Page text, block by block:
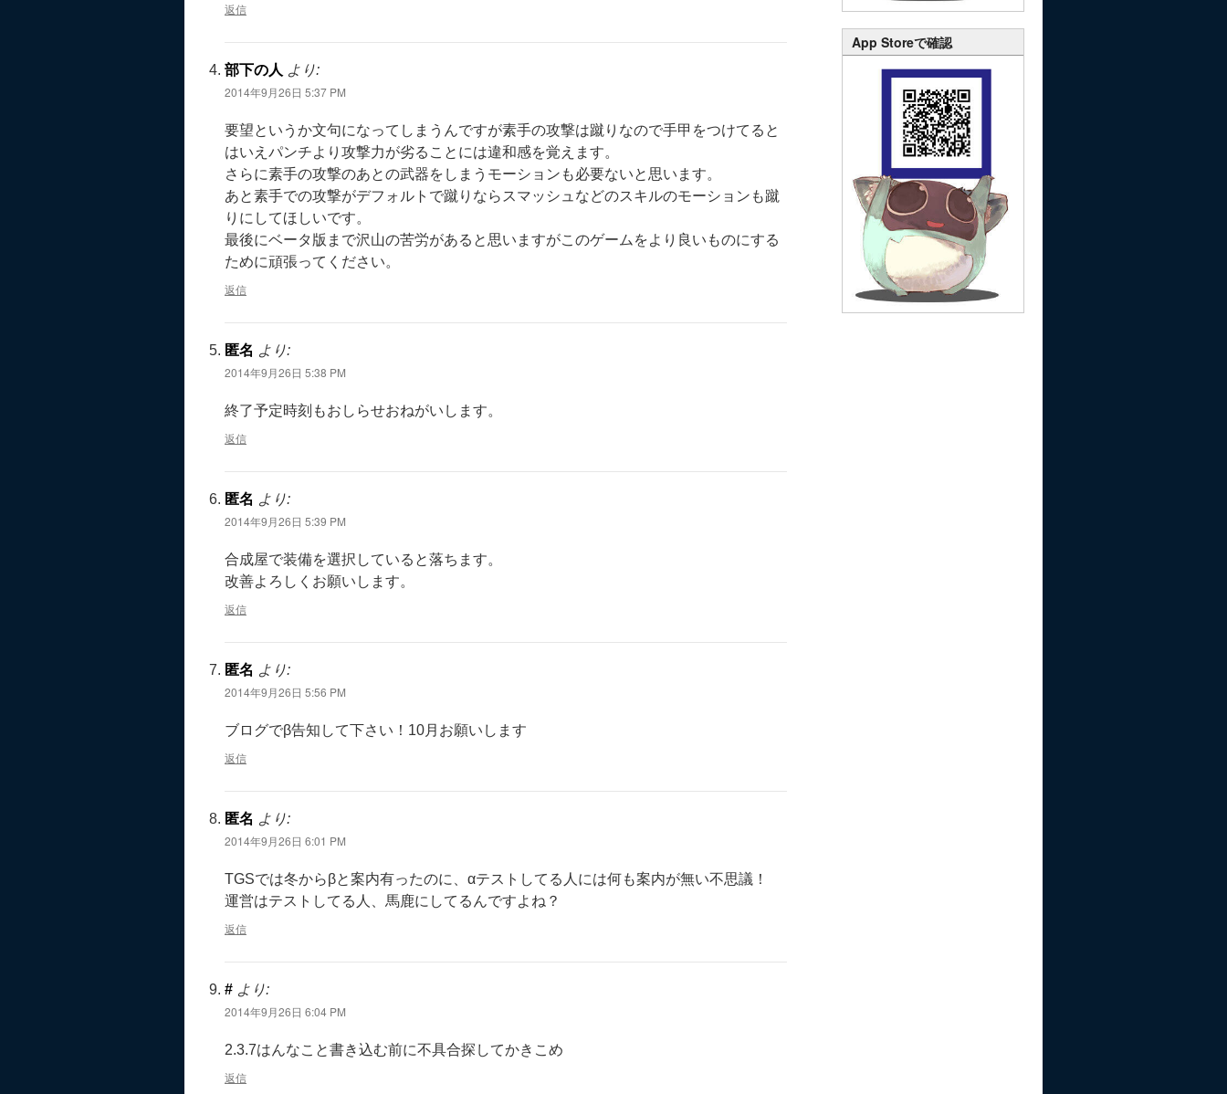
返信
部下の人 より:
2014年9月26日 5:37 PM
要望というか文句になってしまうんですが素手の攻撃は蹴りなので手甲をつけてると
はいえパンチより攻撃力が劣ることには違和感を覚えます。
さらに素手の攻撃のあとの武器をしまうモーションも必要ないと思います。
あと素手での攻撃がデフォルトで蹴りならスマッシュなどのスキルのモーションも蹴
りにしてほしいです。
最後にベータ版まで沢山の苦労があると思いますがこのゲームをより良いものにする
ために頑張ってください。
返信
匿名 より:
2014年9月26日 5:38 PM
終了予定時刻もおしらせおねがいします。
返信
匿名 より:
2014年9月26日 5:39 PM
合成屋で装備を選択していると落ちます。
改善よろしくお願いします。
返信
匿名 より:
2014年9月26日 5:56 PM
ブログでβ告知して下さい！10月お願いします
返信
匿名 より:
2014年9月26日 6:01 PM
TGSでは冬からβと案内有ったのに、αテストしてる人には何も案内が無い不思議！
運営はテストしてる人、馬鹿にしてるんですよね？
返信
# より:
2014年9月26日 6:04 PM
2.3.7はんなこと書き込む前に不具合探してかきこめ
返信
App Storeで確認